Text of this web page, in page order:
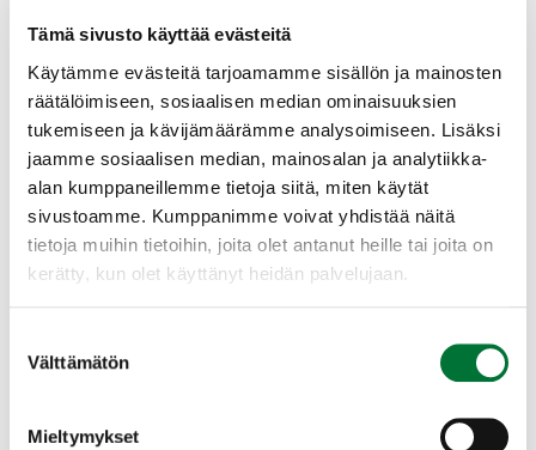
Tämä sivusto käyttää evästeitä
Käytämme evästeitä tarjoamamme sisällön ja mainosten
räätälöimiseen, sosiaalisen median ominaisuuksien
tukemiseen ja kävijämäärämme analysoimiseen. Lisäksi
jaamme sosiaalisen median, mainosalan ja analytiikka-
alan kumppaneillemme tietoja siitä, miten käytät
sivustoamme. Kumppanimme voivat yhdistää näitä
tietoja muihin tietoihin, joita olet antanut heille tai joita on
kerätty, kun olet käyttänyt heidän palvelujaan.
valinta
Välttämätön
Mieltymykset
Käteismaksu vain tasarahalla! Huomatkaa
rajoitettu osallistujamäärä 50 hlö. Tutkinnon
voi suorittaa myös kirjallisena erityisestä
syystä. Ovet avataan klo 17.30. Saavu ajoissa
paikalle! Kun tutkintotilaisuus alkaa, sen
jälkeen siihen ei voida enää myöhästyneitä
ottaa!
Kuopion riistanhoitoyhdistys
kuopio@rhy.riista.fi
tiedustelut